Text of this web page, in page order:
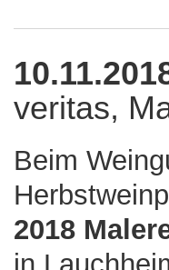
veritas,
Beim
2018
in